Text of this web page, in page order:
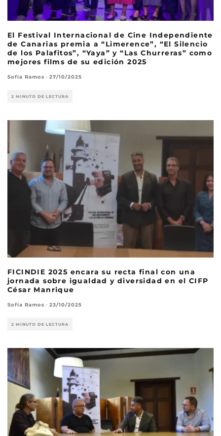
El Festival Internacional de Cine Independiente
de Canarias premia a “Limerence”, “El Silencio
de los Palafitos”, “Yaya” y “Las Churreras” como
mejores films de su edición 2025
Sofía Ramos · 27/10/2025
2 MINUTO DE LECTURA
FICINDIE 2025 encara su recta final con una
jornada sobre igualdad y diversidad en el CIFP
César Manrique
Sofía Ramos · 23/10/2025
2 MINUTO DE LECTURA